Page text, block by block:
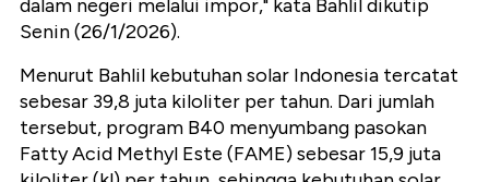
dalam negeri melalui impor," kata Bahlil dikutip
Senin (26/1/2026).
Menurut Bahlil kebutuhan solar Indonesia tercatat
sebesar 39,8 juta kiloliter per tahun. Dari jumlah
tersebut, program B40 menyumbang pasokan
Fatty Acid Methyl Este (FAME) sebesar 15,9 juta